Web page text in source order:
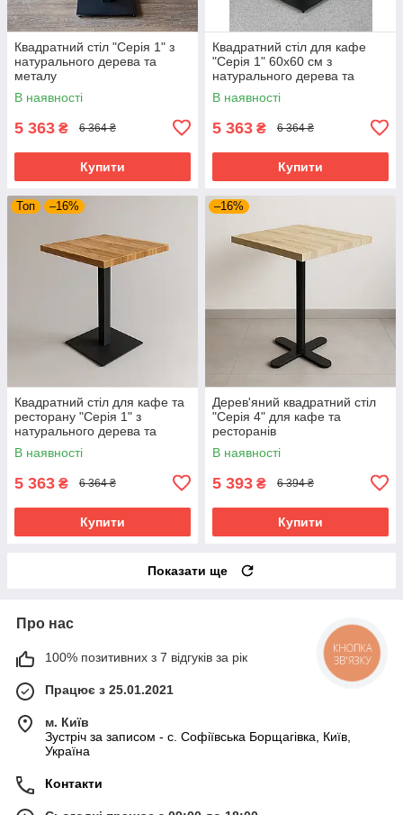
Квадратний стіл "Серія 1" з
натурального дерева та
металу
В наявності
5 363 ₴ 6 364 ₴
Купити
Квадратний стіл для кафе
"Серія 1" 60х60 см з
натурального дерева та
металу
В наявності
5 363 ₴ 6 364 ₴
Купити
Топ –16%
Квадратний стіл для кафе та
ресторану "Серія 1" з
натурального дерева та
металу
В наявності
5 363 ₴ 6 364 ₴
Купити
–16%
Дерев'яний квадратний стіл
"Серія 4" для кафе та
ресторанів
В наявності
5 393 ₴ 6 394 ₴
Купити
Показати ще
Про нас
100% позитивних з 7 відгуків за рік
Працює з 25.01.2021
м. Київ
Зустріч за записом - с. Софіївська Борщагівка, Київ,
Україна
Контакти
КНОПКА
ЗВ'ЯЗКУ